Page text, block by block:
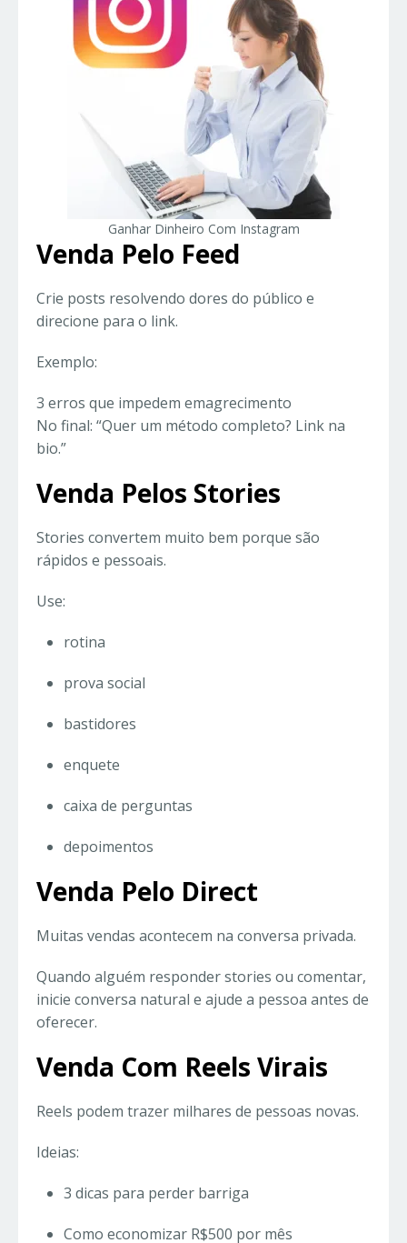
Ganhar Dinheiro Com Instagram
Venda Pelo Feed
Crie posts resolvendo dores do público e
direcione para o link.
Exemplo:
3 erros que impedem emagrecimento
No final: “Quer um método completo? Link na
bio.”
Venda Pelos Stories
Stories convertem muito bem porque são
rápidos e pessoais.
Use:
rotina
prova social
bastidores
enquete
caixa de perguntas
depoimentos
Venda Pelo Direct
Muitas vendas acontecem na conversa privada.
Quando alguém responder stories ou comentar,
inicie conversa natural e ajude a pessoa antes de
oferecer.
Venda Com Reels Virais
Reels podem trazer milhares de pessoas novas.
Ideias:
3 dicas para perder barriga
Como economizar R$500 por mês